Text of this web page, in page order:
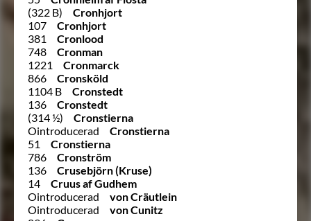
(322 B)
Cronhjort
107
Cronhjort
381
Cronlood
748
Cronman
1221
Cronmarck
866
Cronsköld
1104 B
Cronstedt
136
Cronstedt
(314 ½)
Cronstierna
Ointroducerad
Cronstierna
51
Cronstierna
786
Cronström
136
Crusebjörn (Kruse)
14
Cruus af Gudhem
Ointroducerad
von Cräutlein
Ointroducerad
von Cunitz